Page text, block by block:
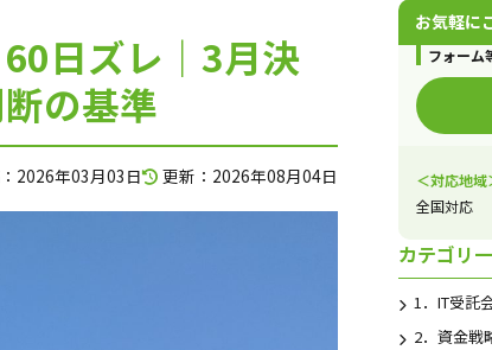
日ズレ｜3月決
の基準
2026年03月03日 更新：2026年08月04日
お気軽に
フォーム
＜対応地域
全国対応
カテゴリ
1．IT受託
2．資金戦
談のご案内
金の不安を整理します。
い、返済、採用、投資。
ながった資金の悩みを、
ライン面談で整理します。